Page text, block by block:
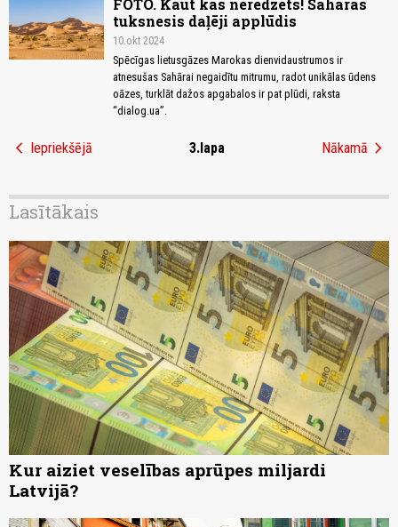
FOTO. Kaut kas neredzēts! Sahāras
tuksnesis daļēji applūdis
10.okt 2024
Spēcīgas lietusgāzes Marokas dienvidaustrumos ir
atnesušas Sahārai negaidītu mitrumu, radot unikālas ūdens
oāzes, turklāt dažos apgabalos ir pat plūdi, raksta
“dialog.ua”.
chevron_left Iepriekšējā 3.lapa Nākamā chevron_right
Lasītākais
Kur aiziet veselības aprūpes miljardi
Latvijā?